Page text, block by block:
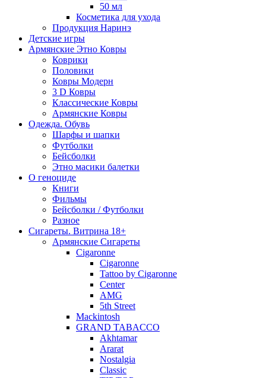
50 мл
Косметика для ухода
Продукция Наринэ
Детские игры
Армянские Этно Ковры
Коврики
Половики
Ковры Модерн
3 D Ковры
Классические Ковры
Армянские Ковры
Одежда. Обувь
Шарфы и шапки
Футболки
Бейсболки
Этно масики балетки
О геноциде
Книги
Фильмы
Бейсболки / Футболки
Разное
Сигареты. Витрина 18+
Армянские Сигареты
Cigaronne
Cigaronne
Tattoo by Cigaronne
Center
AMG
5th Street
Mackintosh
GRAND TABACCO
Akhtamar
Ararat
Nostalgia
Classic